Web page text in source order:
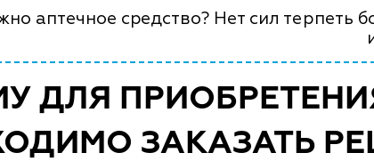
аптечное средство? Нет сил терпеть
ДЛЯ
ЗАКАЗАТЬ